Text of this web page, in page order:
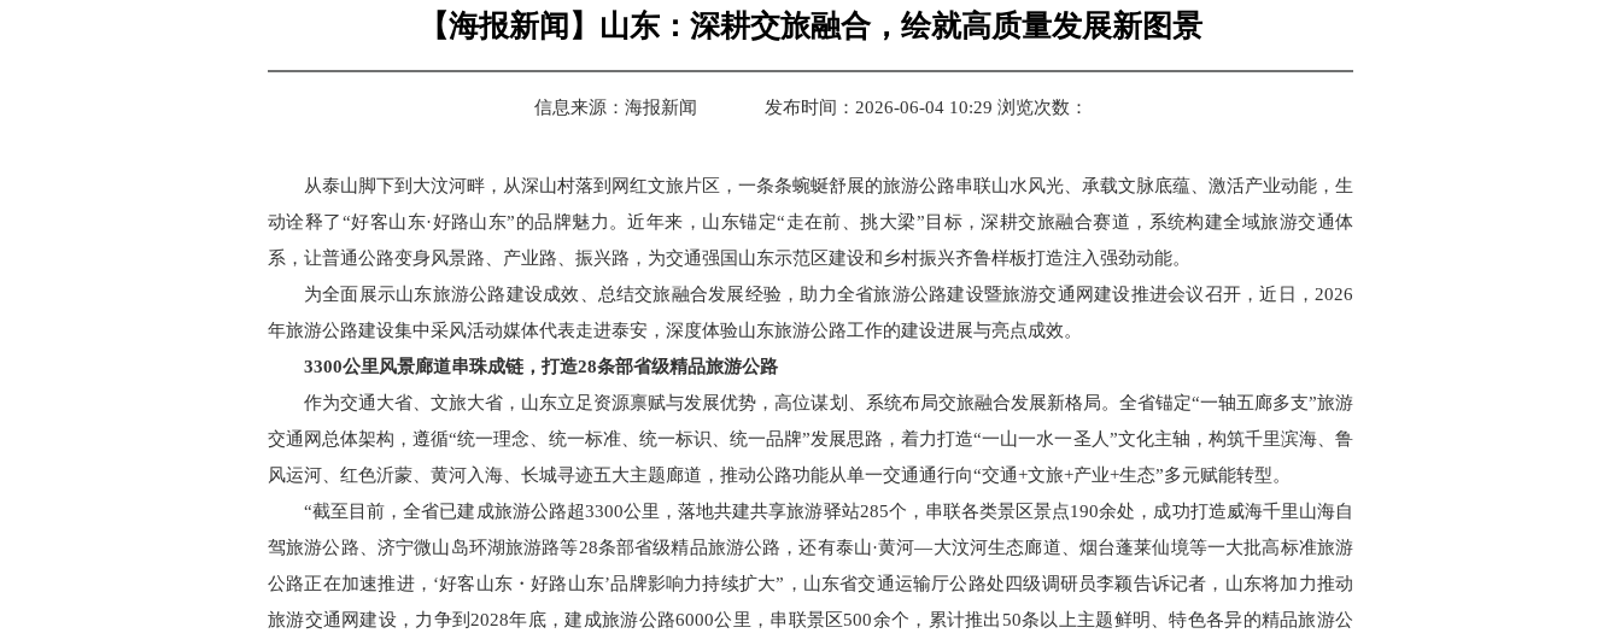
【海报新闻】山东：深耕交旅融合，绘就高质量发展新图景
信息来源：海报新闻 发布时间：2026-06-04 10:29 浏览次数：
从泰山脚下到大汶河畔，从深山村落到网红文旅片区，一条条蜿蜒舒展的旅游公路串联山水风光、承载文脉底蕴、激活产业动能，生
动诠释了“好客山东·好路山东”的品牌魅力。近年来，山东锚定“走在前、挑大梁”目标，深耕交旅融合赛道，系统构建全域旅游交通体
系，让普通公路变身风景路、产业路、振兴路，为交通强国山东示范区建设和乡村振兴齐鲁样板打造注入强劲动能。
为全面展示山东旅游公路建设成效、总结交旅融合发展经验，助力全省旅游公路建设暨旅游交通网建设推进会议召开，近日，2026
年旅游公路建设集中采风活动媒体代表走进泰安，深度体验山东旅游公路工作的建设进展与亮点成效。
3300公里风景廊道串珠成链，打造28条部省级精品旅游公路
作为交通大省、文旅大省，山东立足资源禀赋与发展优势，高位谋划、系统布局交旅融合发展新格局。全省锚定“一轴五廊多支”旅游
交通网总体架构，遵循“统一理念、统一标准、统一标识、统一品牌”发展思路，着力打造“一山一水一圣人”文化主轴，构筑千里滨海、鲁
风运河、红色沂蒙、黄河入海、长城寻迹五大主题廊道，推动公路功能从单一交通通行向“交通+文旅+产业+生态”多元赋能转型。
“截至目前，全省已建成旅游公路超3300公里，落地共建共享旅游驿站285个，串联各类景区景点190余处，成功打造威海千里山海自
驾旅游公路、济宁微山岛环湖旅游路等28条部省级精品旅游公路，还有泰山·黄河—大汶河生态廊道、烟台蓬莱仙境等一大批高标准旅游
公路正在加速推进，‘好客山东・好路山东’品牌影响力持续扩大”，山东省交通运输厅公路处四级调研员李颖告诉记者，山东将加力推动
旅游交通网建设，力争到2028年底，建成旅游公路6000公里，串联景区500余个，累计推出50条以上主题鲜明、特色各异的精品旅游公